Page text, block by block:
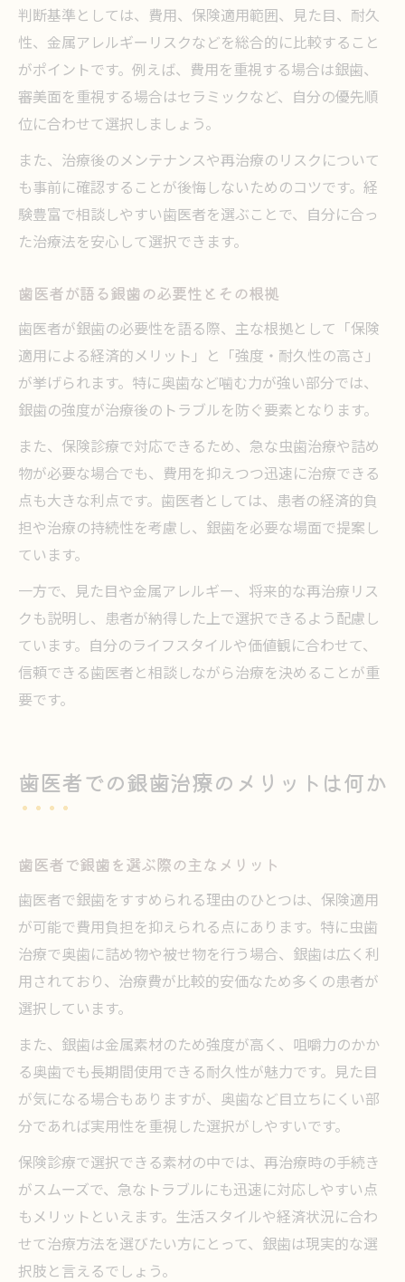
判断基準としては、費用、保険適用範囲、見た目、耐久
性、金属アレルギーリスクなどを総合的に比較すること
がポイントです。例えば、費用を重視する場合は銀歯、
審美面を重視する場合はセラミックなど、自分の優先順
位に合わせて選択しましょう。
また、治療後のメンテナンスや再治療のリスクについて
も事前に確認することが後悔しないためのコツです。経
験豊富で相談しやすい歯医者を選ぶことで、自分に合っ
た治療法を安心して選択できます。
歯医者が語る銀歯の必要性とその根拠
歯医者が銀歯の必要性を語る際、主な根拠として「保険
適用による経済的メリット」と「強度・耐久性の高さ」
が挙げられます。特に奥歯など噛む力が強い部分では、
銀歯の強度が治療後のトラブルを防ぐ要素となります。
また、保険診療で対応できるため、急な虫歯治療や詰め
物が必要な場合でも、費用を抑えつつ迅速に治療できる
点も大きな利点です。歯医者としては、患者の経済的負
担や治療の持続性を考慮し、銀歯を必要な場面で提案し
ています。
一方で、見た目や金属アレルギー、将来的な再治療リス
クも説明し、患者が納得した上で選択できるよう配慮し
ています。自分のライフスタイルや価値観に合わせて、
信頼できる歯医者と相談しながら治療を決めることが重
要です。
歯医者での銀歯治療のメリットは何か
歯医者で銀歯を選ぶ際の主なメリット
歯医者で銀歯をすすめられる理由のひとつは、保険適用
が可能で費用負担を抑えられる点にあります。特に虫歯
治療で奥歯に詰め物や被せ物を行う場合、銀歯は広く利
用されており、治療費が比較的安価なため多くの患者が
選択しています。
また、銀歯は金属素材のため強度が高く、咀嚼力のかか
る奥歯でも長期間使用できる耐久性が魅力です。見た目
が気になる場合もありますが、奥歯など目立ちにくい部
分であれば実用性を重視した選択がしやすいです。
保険診療で選択できる素材の中では、再治療時の手続き
がスムーズで、急なトラブルにも迅速に対応しやすい点
もメリットといえます。生活スタイルや経済状況に合わ
せて治療方法を選びたい方にとって、銀歯は現実的な選
択肢と言えるでしょう。